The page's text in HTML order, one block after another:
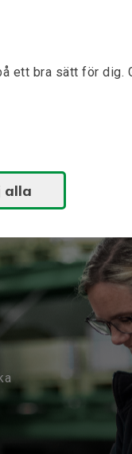
ett bra sätt för dig.
alla
(B14 / C2)